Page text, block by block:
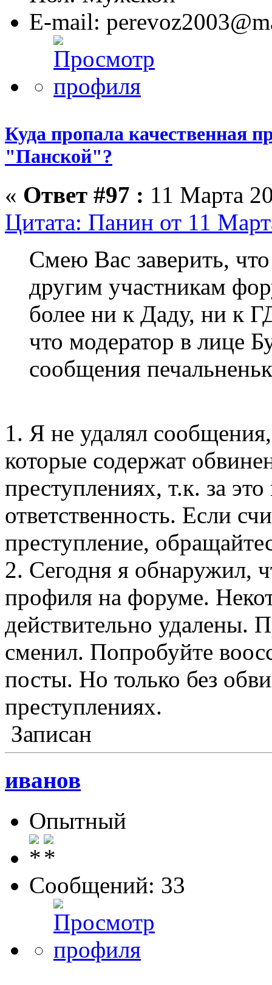
E-mail:
Куда пропала качественная
"Панской"?
« Ответ #97 : 11 Марта
Цитата: Панин от 11
Смею Вас заверить,
другим участникам
более ни к Даду, ни к
что модератор в лице
сообщения
1. Я не удалял
которые содержат
преступлениях, т.к. за
ответственность. Если
преступление,
2. Сегодня я обнаружил,
профиля на форуме.
действительно удалены.
сменил. Попробуйте
посты. Но только без
преступлениях.
Записан
иванов
Опытный
Сообщений: 33